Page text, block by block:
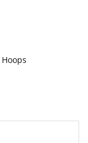
Hoops